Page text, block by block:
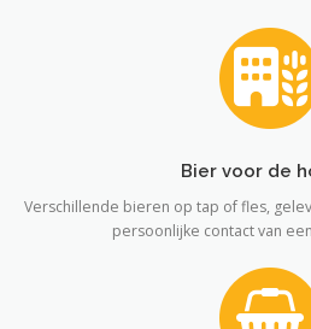
Bier voor de
Verschillende bieren op tap of fles,
persoonlijke contact van